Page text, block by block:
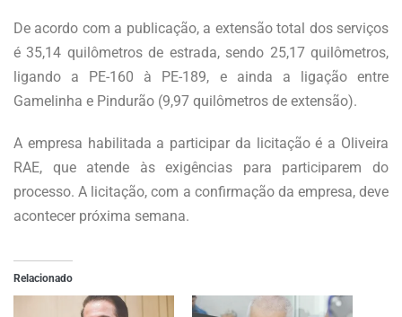
De acordo com a publicação, a extensão total dos serviços
é 35,14 quilômetros de estrada, sendo 25,17 quilômetros,
ligando a PE-160 à PE-189, e ainda a ligação entre
Gamelinha e Pindurão (9,97 quilômetros de extensão).
A empresa habilitada a participar da licitação é a Oliveira
RAE, que atende às exigências para participarem do
processo. A licitação, com a confirmação da empresa, deve
acontecer próxima semana.
Relacionado